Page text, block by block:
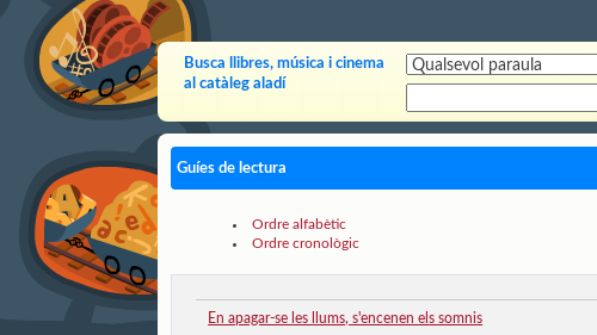
Busca llibres, música i cinema
al catàleg aladí
Guíes de lectura
Ordre alfabètic
Ordre cronològic
En apagar-se les llums, s'encenen els somnis